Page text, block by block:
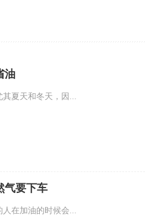
油
夏天和冬天，因...
气要下车
在加油的时候会...